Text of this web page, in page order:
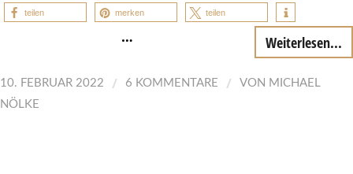
teilen merken teilen
… Weiterlesen...
10. FEBRUAR 2022 / 6 KOMMENTARE / VON MICHAEL
NÖLKE